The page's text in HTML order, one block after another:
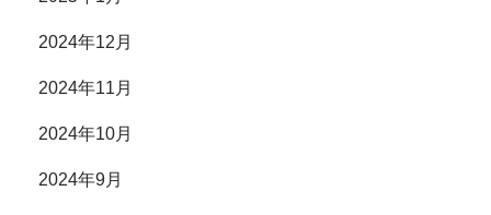
2024年12月
2024年11月
2024年10月
2024年9月